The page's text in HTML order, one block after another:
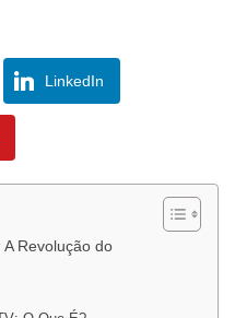
LinkedIn
Revolução do